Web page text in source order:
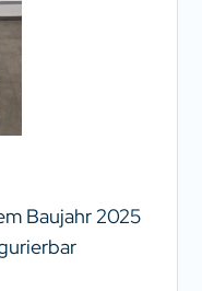
Baujahr 2025